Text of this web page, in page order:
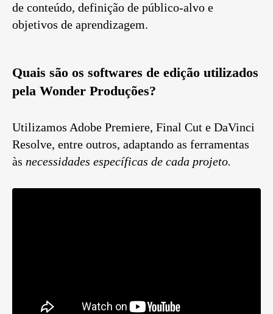
de conteúdo, definição de público-alvo e
objetivos de aprendizagem.
Quais são os softwares de edição utilizados
pela Wonder Produções?
Utilizamos Adobe Premiere, Final Cut e DaVinci
Resolve, entre outros, adaptando as ferramentas
às necessidades específicas de cada projeto.